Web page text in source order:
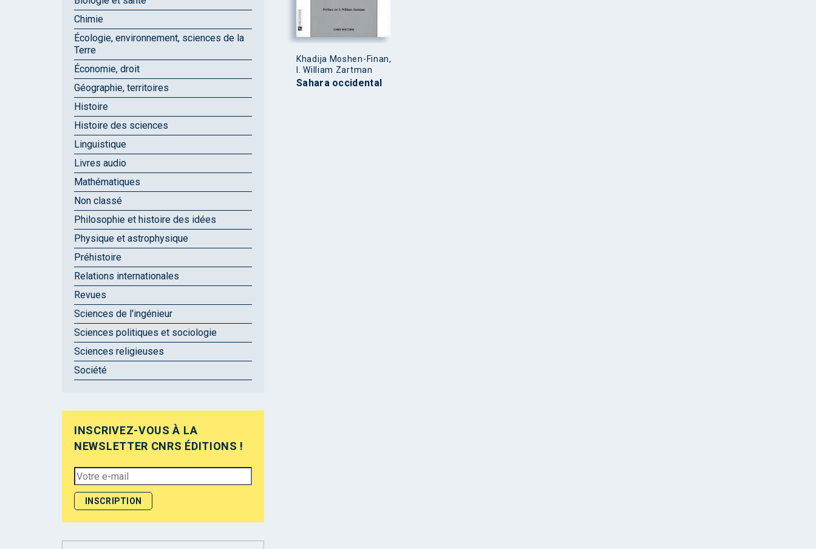
Khadija Moshen-Finan,
I. William Zartman
Sahara occidental
Chimie
Écologie, environnement, sciences de la
Terre
Économie, droit
Géographie, territoires
Histoire
Histoire des sciences
Linguistique
Livres audio
Mathématiques
Non classé
Philosophie et histoire des idées
Physique et astrophysique
Préhistoire
Relations internationales
Revues
Sciences de l'ingénieur
Sciences politiques et sociologie
Sciences religieuses
Société
INSCRIVEZ-VOUS À LA
NEWSLETTER CNRS ÉDITIONS !